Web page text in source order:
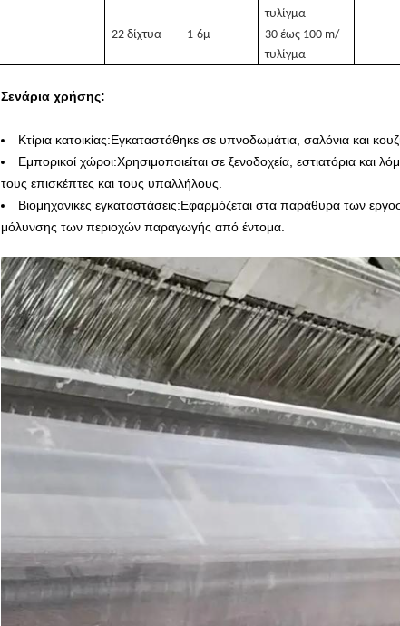
τυλίγμα
22 δίχτυα
1-6μ
30 έως 100 m/
τυλίγμα
Σενάρια χρήσης:
Κτίρια κατοικίας:Εγκαταστάθηκε σε υπνοδωμάτια, σαλόνια και
Εμπορικοί χώροι:Χρησιμοποιείται σε ξενοδοχεία, εστιατόρια και
τους επισκέπτες και τους υπαλλήλους.
Βιομηχανικές εγκαταστάσεις:Εφαρμόζεται στα παράθυρα των
μόλυνσης των περιοχών παραγωγής από έντομα.